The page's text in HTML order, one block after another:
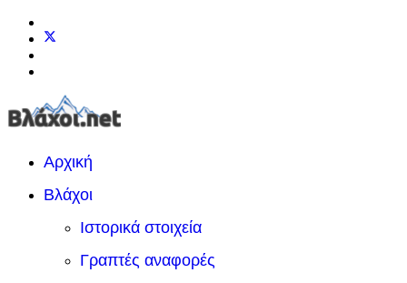
Αρχική
Βλάχοι
Ιστορικά στοιχεία
Γραπτές αναφορές